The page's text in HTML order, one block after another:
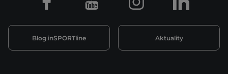
Blog inSPORTline Aktuality
Facebook Youtube Instagram LinkedIn